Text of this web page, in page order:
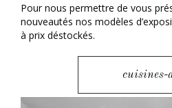
Pour nous permettre de vous
nouveautés nos modèles
à prix déstockés.
cuisines-